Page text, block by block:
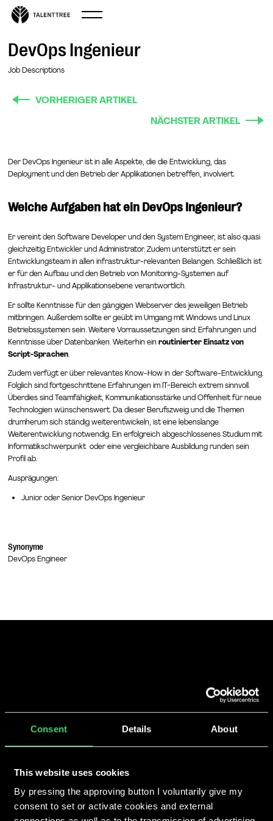
Consent Details About
This website uses cookies
By pressing the approving button I voluntarily give my
consent to set or activate cookies and external
DevOps Ingenieur
Job Descriptions
VORHERIGER ARTIKEL
NÄCHSTER ARTIKEL
Der DevOps Ingenieur ist in alle Aspekte, die die Entwicklung, das
Deployment und den Betrieb der Applikationen betreffen, involviert.
Welche Aufgaben hat ein DevOps Ingenieur?
Er vereint den Software Developer und den System Engineer, ist also quasi
gleichzeitig Entwickler und Administrator. Zudem unterstützt er sein
Entwicklungsteam in allen infrastruktur-relevanten Belangen. Schließlich ist
er für den Aufbau und den Betrieb von Monitoring-Systemen auf
Infrastruktur- und Applikationsebene verantwortlich.
Er sollte Kenntnisse für den gängigen Webserver des jeweiligen Betrieb
mitbringen. Außerdem sollte er geübt im Umgang mit Windows und Linux
Betriebssystemen sein. Weitere Vorraussetzungen sind: Erfahrungen und
Kenntnisse über Datenbanken. Weiterhin einroutinierter Einsatz von
Script-Sprachen.
Zudem verfügt er über relevantes Know-How in der Software-Entwicklung.
Folglich sind fortgeschrittene Erfahrungen im IT-Bereich extrem sinnvoll.
Überdies sind Teamfähigkeit, Kommunikationsstärke und Offenheit für neue
Technologien wünschenswert. Da dieser Berufszweig und die Themen
drumherum sich ständig weiterentwickeln, ist eine lebenslange
Weiterentwicklung notwendig. Ein erfolgreich abgeschlossenes Studium mit
Informatikschwerpunkt oder eine vergleichbare Ausbildung runden sein
Profil ab.
Ausprägungen:
Junior oder Senior DevOps Ingenieur
Synonyme
DevOps Engineer
We make you grow